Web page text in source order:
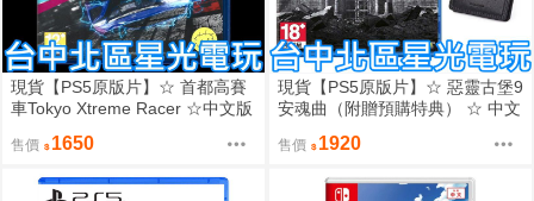
現貨【PS5原版片】☆ 首都高賽
車Tokyo Xtreme Racer ☆中文版
售價 1650
現貨【PS5原版片】☆ 惡靈古堡9
安魂曲（附贈預購特典） ☆ 中文
售價 1920